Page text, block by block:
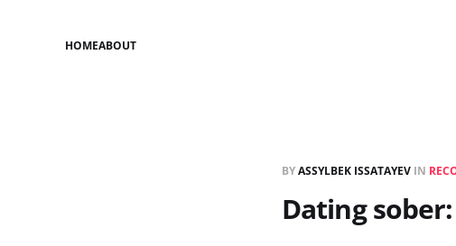
HOMEABOUT
BYASSYLBEK ISSATAYEV IN
Dating